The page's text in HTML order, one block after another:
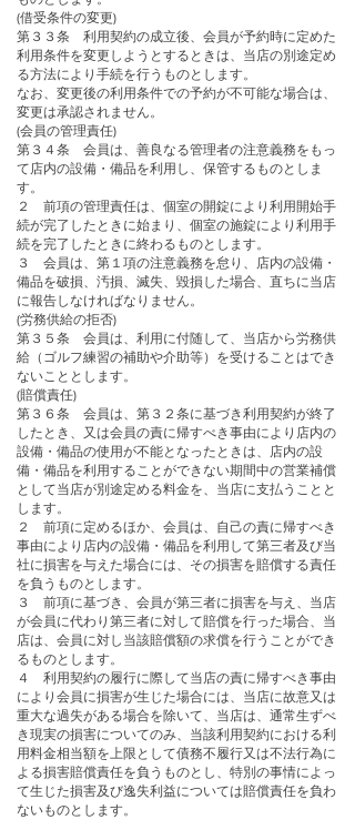
(借受条件の変更)
第３３条 利用契約の成立後、会員が予約時に定めた
利用条件を変更しようとするときは、当店の別途定め
る方法により手続を行うものとします。
なお、変更後の利用条件での予約が不可能な場合は、
変更は承認されません。
(会員の管理責任)
第３４条 会員は、善良なる管理者の注意義務をもっ
て店内の設備・備品を利用し、保管するものとしま
す。
２ 前項の管理責任は、個室の開錠により利用開始手
続が完了したときに始まり、個室の施錠により利用手
続を完了したときに終わるものとします。
３ 会員は、第１項の注意義務を怠り、店内の設備・
備品を破損、汚損、滅失、毀損した場合、直ちに当店
に報告しなければなりません。
(労務供給の拒否)
第３５条 会員は、利用に付随して、当店から労務供
給（ゴルフ練習の補助や介助等）を受けることはでき
ないこととします。
(賠償責任)
第３６条 会員は、第３２条に基づき利用契約が終了
したとき、又は会員の責に帰すべき事由により店内の
設備・備品の使用が不能となったときは、店内の設
備・備品を利用することができない期間中の営業補償
として当店が別途定める料金を、当店に支払うことと
します。
２ 前項に定めるほか、会員は、自己の責に帰すべき
事由により店内の設備・備品を利用して第三者及び当
社に損害を与えた場合には、その損害を賠償する責任
を負うものとします。
３ 前項に基づき、会員が第三者に損害を与え、当店
が会員に代わり第三者に対して賠償を行った場合、当
店は、会員に対し当該賠償額の求償を行うことができ
るものとします。
４ 利用契約の履行に際して当店の責に帰すべき事由
により会員に損害が生じた場合には、当店に故意又は
重大な過失がある場合を除いて、当店は、通常生ずべ
き現実の損害についてのみ、当該利用契約における利
用料金相当額を上限として債務不履行又は不法行為に
よる損害賠償責任を負うものとし、特別の事情によっ
て生じた損害及び逸失利益については賠償責任を負わ
ないものとします。